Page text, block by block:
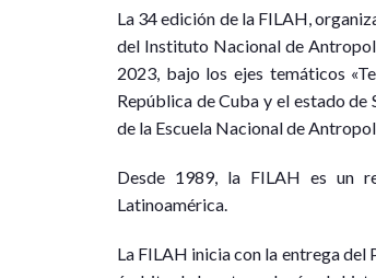
L a 34 edición de la FILAH,
del Instituto Nacional de
2023, bajo los ejes temáticos
República de Cuba y el estado
de la Escuela Nacional de
Desde 1989, la FILAH es un
Latinoamérica.
La FILAH inicia con la entrega